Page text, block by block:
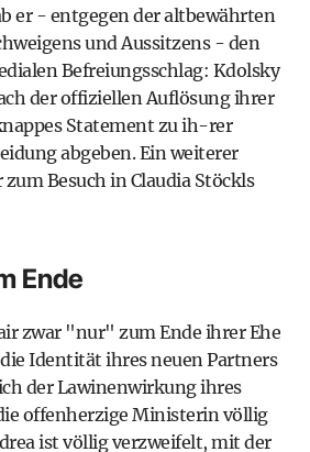
er - entgegen der altbewährten
und Aussitzens - den
Befreiungsschlag: Kdolsky
der offiziellen Auflösung ihrer
Statement zu ih-rer
abgeben. Ein weiterer
Besuch in Claudia Stöckls
Ende
zwar "nur" zum Ende ihrer Ehe
Identität ihres neuen Partners
der Lawinenwirkung ihres
offenherzige Ministerin völlig
ist völlig verzweifelt, mit der